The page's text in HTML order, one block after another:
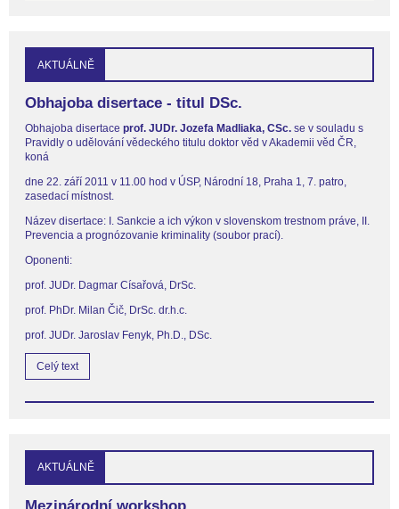
AKTUÁLNĚ
Obhajoba disertace - titul DSc.
Obhajoba disertace prof. JUDr. Jozefa Madliaka, CSc. se v souladu s
Pravidly o udělování vědeckého titulu doktor věd v Akademii věd ČR,
koná
dne 22. září 2011 v 11.00 hod v ÚSP, Národní 18, Praha 1, 7. patro,
zasedací místnost.
Název disertace: I. Sankcie a ich výkon v slovenskom trestnom práve, II.
Prevencia a prognózovanie kriminality (soubor prací).
Oponenti:
prof. JUDr. Dagmar Císařová, DrSc.
prof. PhDr. Milan Čič, DrSc. dr.h.c.
prof. JUDr. Jaroslav Fenyk, Ph.D., DSc.
Celý text
AKTUÁLNĚ